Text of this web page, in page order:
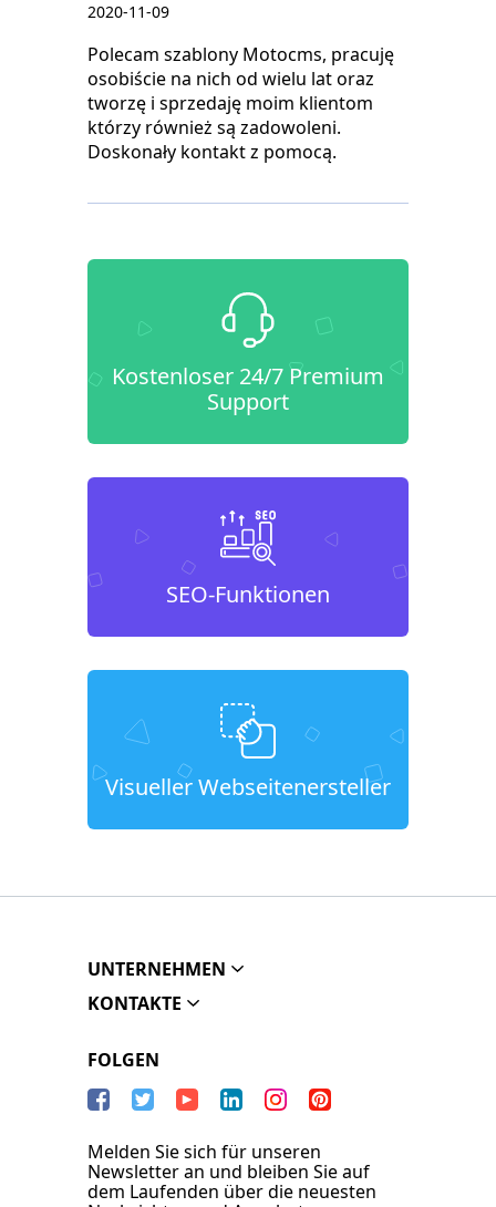
2020-11-09
Polecam szablony Motocms, pracuję
osobiście na nich od wielu lat oraz
tworzę i sprzedaję moim klientom
którzy również są zadowoleni.
Doskonały kontakt z pomocą.
Kostenloser 24/7 Premium
Support
SEO-Funktionen
Visueller Webseitenersteller
UNTERNEHMEN
KONTAKTE
FOLGEN
Melden Sie sich für unseren
Newsletter an und bleiben Sie auf
dem Laufenden über die neuesten